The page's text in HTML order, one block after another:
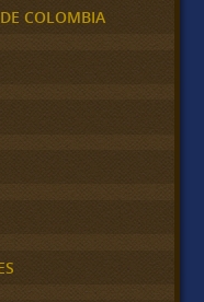
COLOMBIA